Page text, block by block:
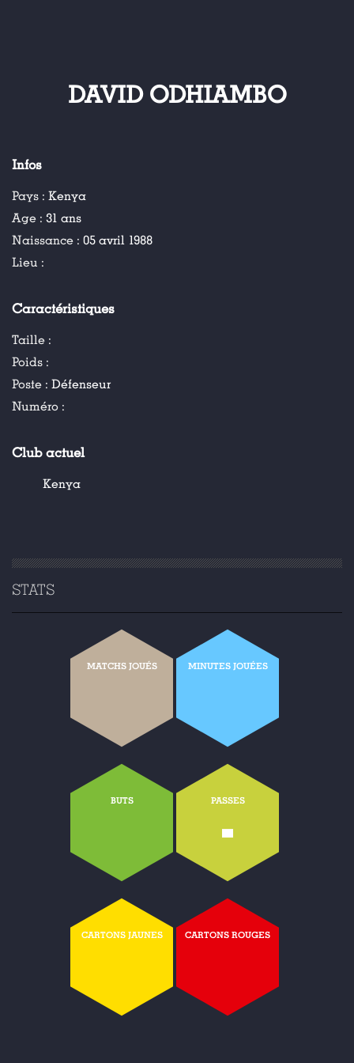
DAVID ODHIAMBO
Infos
Pays : Kenya
Age : 31 ans
Naissance : 05 avril 1988
Lieu :
Caractéristiques
Taille :
Poids :
Poste : Défenseur
Numéro :
Club actuel
Kenya
STATS
MATCHS JOUÉS MINUTES JOUÉES
BUTS PASSES
-
CARTONS JAUNES CARTONS ROUGES